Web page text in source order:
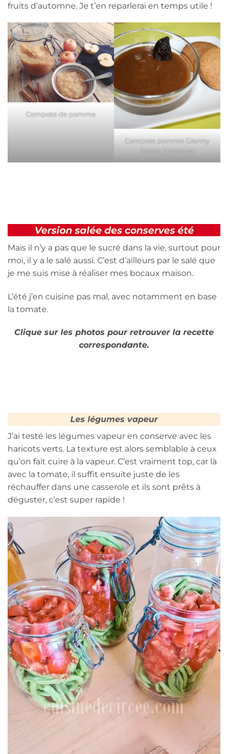
fruits d’automne. Je t’en reparlerai en temps utile !
Compote de pomme
Compote pomme Granny
Smith pruneaux
Version salée des conserves été
Mais il n’y a pas que le sucré dans la vie, surtout pour
moi, il y a le salé aussi. C’est d’ailleurs par le salé que
je me suis mise à réaliser mes bocaux maison.
L’été j’en cuisine pas mal, avec notamment en base
la tomate.
Clique sur les photos pour retrouver la recette
correspondante.
Les légumes vapeur
J’ai testé les légumes vapeur en conserve avec les
haricots verts. La texture est alors semblable à ceux
qu’on fait cuire à la vapeur. C’est vraiment top, car là
avec la tomate, il suffit ensuite juste de les
réchauffer dans une casserole et ils sont prêts à
déguster, c’est super rapide !